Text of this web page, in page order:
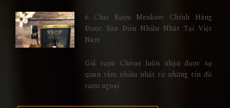
6 Chai Rượu Meukow Chính Hãng
Được Săn Đón Nhiều Nhất Tại Việt
Nam
Giá rượu Chivas luôn nhận được sự
quan tâm nhiều nhất từ những tín đồ
rượu ngoại